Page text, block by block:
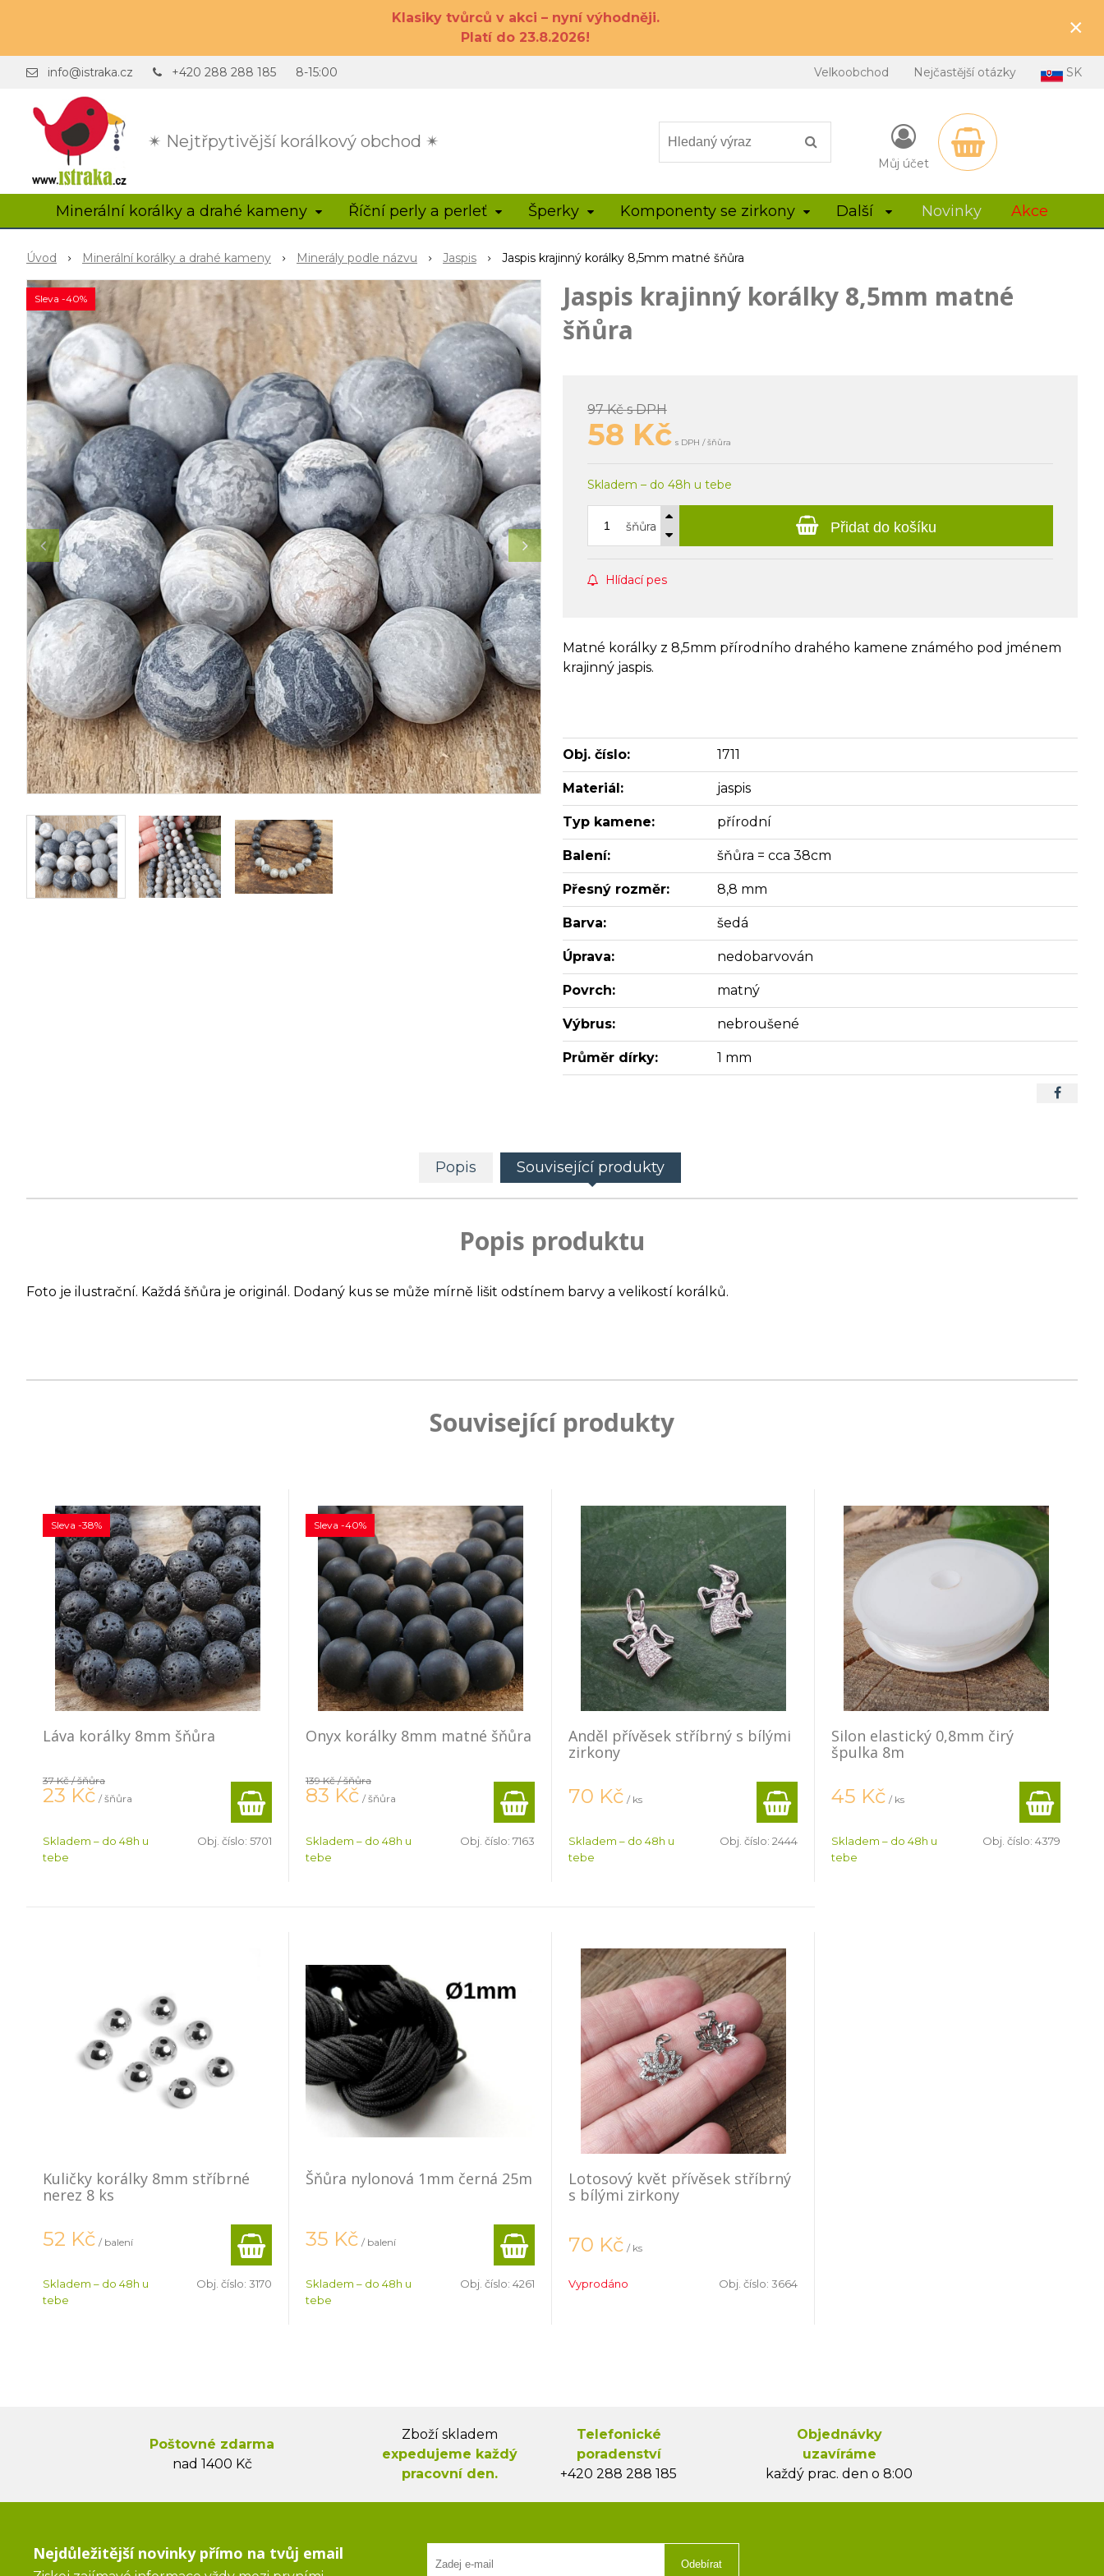
Klasiky tvůrců v akci – nyní výhodněji.
Platí do 23.8.2026!
×
✴ Nejtřpytivější korálkový obchod ✴
info@istraka.cz +420 288 288 185 8-15:00 Velkoobchod Nejčastější otázky SK
Můj účet
Minerální korálky a drahé kameny Říční perly a perleť Šperky Komponenty se zirkony Další Novinky Akce
Úvod Minerální korálky a drahé kameny Minerály podle názvu Jaspis Jaspis krajinný korálky 8,5mm matné šňůra
Sleva -40%
Jaspis krajinný korálky 8,5mm matné
šňůra
97 Kčs DPH
58 Kč s DPH / šňůra
Skladem – do 48h u tebe
šňůra Přidat do košíku
Hlídací pes
Matné korálky z 8,5mm přírodního drahého kamene známého pod jménem
krajinný jaspis.
Obj. číslo: 1711
Materiál: jaspis
Typ kamene: přírodní
Balení: šňůra = cca 38cm
Přesný rozměr: 8,8 mm
Barva: šedá
Úprava: nedobarvován
Povrch: matný
Výbrus: nebroušené
Průměr dírky: 1 mm
Popis Související produkty
Popis produktu
Foto je ilustrační. Každá šňůra je originál. Dodaný kus se může mírně lišit odstínem barvy a velikostí korálků.
Související produkty
Láva korálky 8mm šňůra
Sleva -38%
37 Kč/ šňůra
23 Kč / šňůra
Skladem – do 48h u
tebe
Obj. číslo: 5701
Onyx korálky 8mm matné šňůra
Sleva -40%
139 Kč/ šňůra
83 Kč / šňůra
Skladem – do 48h u
tebe
Obj. číslo: 7163
Anděl přívěsek stříbrný s bílými
zirkony
70 Kč / ks
Skladem – do 48h u
tebe
Obj. číslo: 2444
Silon elastický 0,8mm čirý
špulka 8m
45 Kč / ks
Skladem – do 48h u
tebe
Obj. číslo: 4379
Kuličky korálky 8mm stříbrné
nerez 8 ks
52 Kč / balení
Skladem – do 48h u
tebe
Obj. číslo: 3170
Šňůra nylonová 1mm černá 25m
35 Kč / balení
Skladem – do 48h u
tebe
Obj. číslo: 4261
Lotosový květ přívěsek stříbrný
s bílými zirkony
70 Kč / ks
Vyprodáno Obj. číslo: 3664
Poštovné zdarma
nad 1400 Kč
Zboží skladem
expedujeme každý
pracovní den.
Telefonické
poradenství
+420 288 288 185
Objednávky
uzavíráme
každý prac. den o 8:00
Nejdůležitější novinky přímo na tvůj email
Odebírat